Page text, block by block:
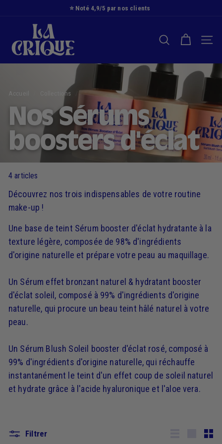
⭐️ Noté 4,9/5 par nos clients
a
C
r
u
e
RECHERCHER
Accueil Collections
Nos Sérums
boosters d'éclat
4 articles
Découvrez nos trois indispensables de votre routine
make-up !
Une base de teint Sérum booster d'éclat hydratante à la
texture légère, composée de 98% d'ingrédients
d'origine naturelle et prépare votre peau au maquillage.
Un Sérum effet bronzant naturel & hydratant booster
d'éclat soleil, composé à 99% d'ingrédients d'origine
naturelle, qui procure un beau teint hâlé naturel à votre
peau.
Un Sérum Blush Soleil booster d'éclat rosé, composé à
99% d'ingrédients d'origine naturelle, qui réchauffe
instantanément le teint d'un effet coup de soleil naturel
et hydrate grâce à l'acide hyaluronique et l'aloe vera.
Filtrer